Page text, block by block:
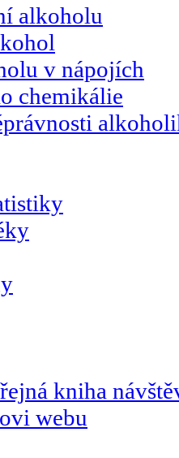
alkoholu
v nápojích
chemikálie
kniha
webu